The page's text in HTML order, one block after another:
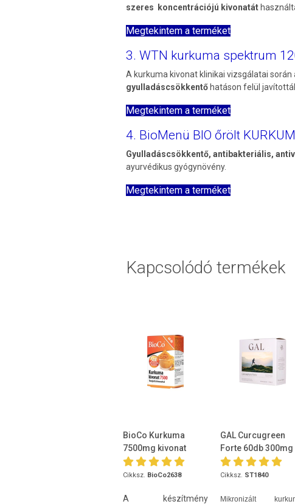
szeres koncentrációjú kivonatát
Megtekintem a terméket
3. WTN kurkuma spektrum
A kurkuma kivonat klinikai vizsgálatai
gyulladáscsökkentő hatáson felül
Megtekintem a terméket
4. BioMenü BIO őrölt
Gyulladáscsökkentő, antibakteriális,
ayurvédikus gyógynövény.
Megtekintem a terméket
Kapcsolódó termékek
BioCo Kurkuma
7500mg kivonat
kapszula 60db
Cikksz. BioCo2638
A készítmény
GAL Curcugreen
Forte 60db 300mg
Cikksz. ST1840
Mikronizált